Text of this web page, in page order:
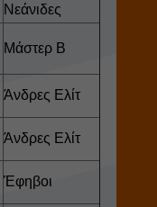
Νεάνιδες
Μάστερ Β
Άνδρες Ελίτ
Άνδρες Ελίτ
Έφηβοι